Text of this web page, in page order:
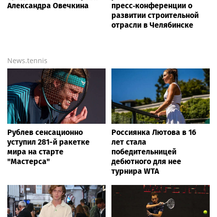
Александра Овечкина
пресс‑конференции о
развитии строительной
отрасли в Челябинске
News.tennis
Рублев сенсационно
уступил 281-й ракетке
мира на старте
"Мастерса"
Россиянка Лютова в 16
лет стала
победительницей
дебютного для нее
турнира WTA